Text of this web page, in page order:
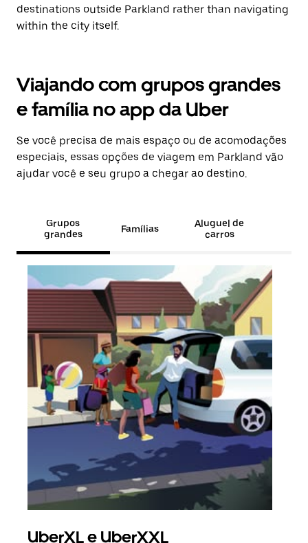
destinations outside Parkland rather than navigating
within the city itself.
Viajando com grupos grandes
e família no app da Uber
Se você precisa de mais espaço ou de acomodações
especiais, essas opções de viagem em Parkland vão
ajudar você e seu grupo a chegar ao destino.
Grupos
grandes
Famílias
Aluguel de
carros
UberXL e UberXXL